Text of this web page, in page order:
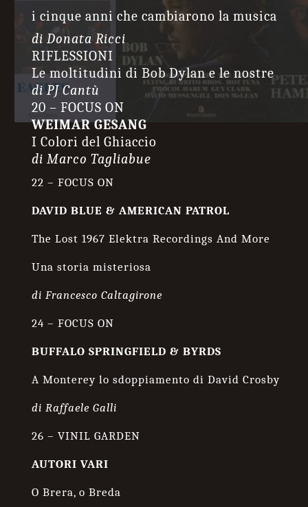
i cinque anni che cambiarono la musica
di Donata Ricci
RIFLESSIONI
Le moltitudini di Bob Dylan e le nostre
di PJ Cantù
20 – FOCUS ON
WEIMAR GESANG
I Colori del Ghiaccio
di Marco Tagliabue
22 – FOCUS ON
DAVID BLUE & AMERICAN PATROL
The Lost 1967 Elektra Recordings And More
Una storia misteriosa
di Francesco Caltagirone
24 – FOCUS ON
BUFFALO SPRINGFIELD & BYRDS
A Monterey lo sdoppiamento di David Crosby
di Raffaele Galli
26 – VINIL GARDEN
AUTORI VARI
O Brera, o Breda